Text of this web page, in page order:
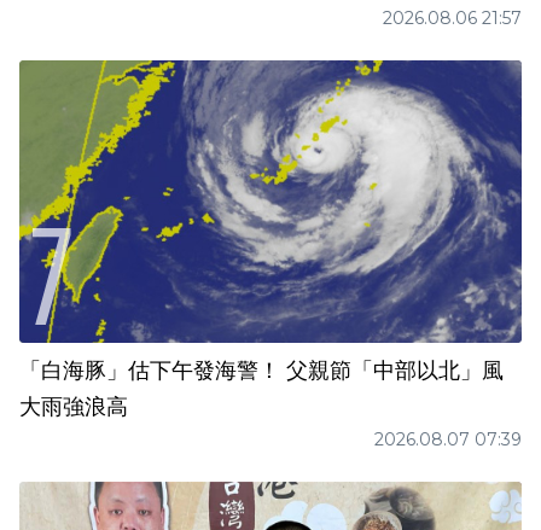
2026.08.06 21:57
「白海豚」估下午發海警！ 父親節「中部以北」風
大雨強浪高
2026.08.07 07:39